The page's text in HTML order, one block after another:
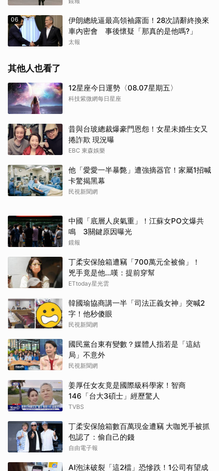
06
伊朗總統逼最高領袖露面！28次請辭終換來
車內密會 事後懷疑「那真的是他嗎?」
太報
其他人也看了
12星座今日運勢〈08.07星期五〉
科技紫微網每日星座
昔與台玻總裁爆豪門恩怨！女星未婚生女又
捲詐欺 現況曝
EBC 東森娛樂
他「愛愛一半暴斃」遭強摘器官！家屬1招喊
卡驚揭黑幕
民視新聞網
中國「底層人戾氣重」！江蘇女PO文爆共
鳴 3關鍵原因曝光
鏡報
丁柔安保險箱遭竊「700萬元全被偷」！
兇手竟是他...嘆：提前穿幫
ETtoday星光雲
韓國瑜協商講一半「司法正義女神」突喊2
字！他秒傻眼
民視新聞網
國民黨台東有變數？媒體人指若是「這結
局」不意外
民視新聞網
姜厚任女友竟是國際級科學家！智商
146「台大3碩士」經歷驚人
TVBS
丁柔安保險箱數百萬現金遭竊 大咖兇手被抓
包認了：偷自己的錢
自由電子報
AI泡沫破裂「這2檔」恐慘跌！1公司有望成